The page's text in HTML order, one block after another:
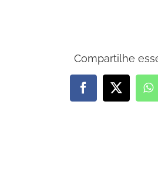
Compartilhe
Facebook
X